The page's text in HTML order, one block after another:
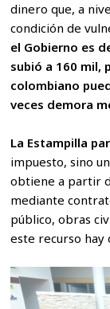
dinero que, a
condición de
el Gobierno es
subió a 160 mil,
colombiano
veces demora
La Estampilla
impuesto, sino
obtiene a partir
mediante
público, obras
este recurso hay